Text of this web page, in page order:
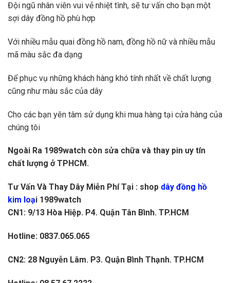
Đội ngũ nhân viên vui vẻ nhiệt tình, sẽ tư vấn cho bạn một
sợi dây đồng hồ phù hợp
Với nhiều mẫu quai đồng hồ nam, đồng hồ nữ và nhiều mẫu
mã màu sắc đa dạng
Để phục vụ những khách hàng khó tính nhất về chất lượng
cũng như màu sắc của dây
Cho các bạn yên tâm sử dụng khi mua hàng tại cửa hàng của
chúng tôi
Ngoài Ra 1989watch còn sửa chữa và thay pin uy tín
chất lượng ở TPHCM.
Tư Vấn Và Thay Dây Miễn Phí Tại : shop dây đồng hồ
kim loại 1989watch
CN1: 9/13 Hòa Hiệp. P4. Quận Tân Bình. TP.HCM
Hotline: 0837.065.065
CN2: 28 Nguyễn Lâm. P3. Quận Bình Thạnh. TP.HCM